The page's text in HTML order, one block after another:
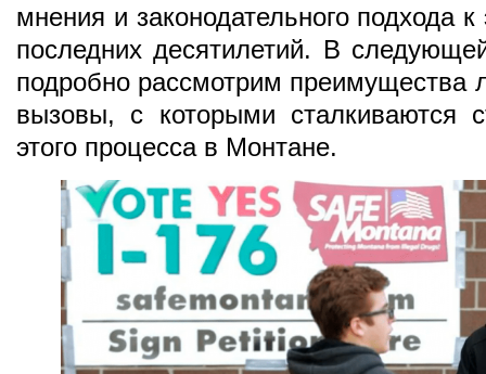
мнения и законодательного подхода
последних десятилетий. В
подробно рассмотрим преимущества
вызовы, с которыми сталкиваются
этого процесса в Монтане.